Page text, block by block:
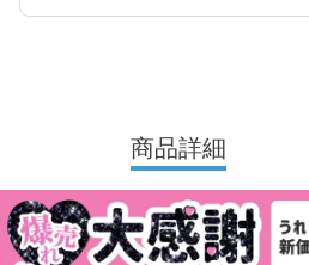
商品詳細